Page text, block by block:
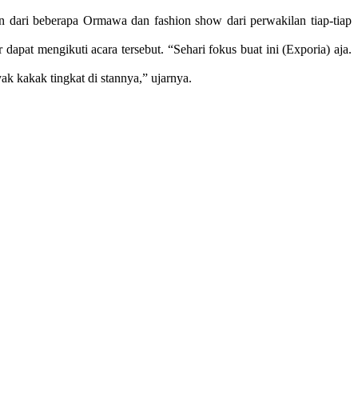
beberapa Ormawa dan fashion show dari perwakilan tiap-tiap
mengikuti acara tersebut. “Sehari fokus buat ini (Exporia) aja.
kakak tingkat di stannya,” ujarnya.